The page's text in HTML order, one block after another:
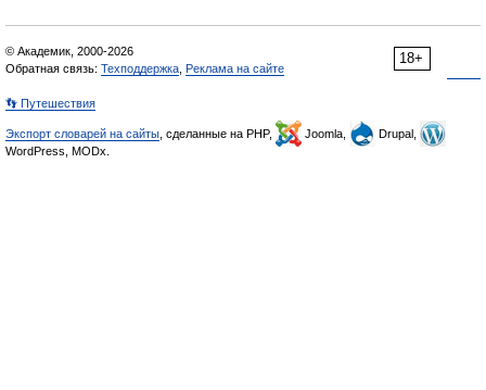
18+
© Академик, 2000-2026
Обратная связь: Техподдержка Реклама на сайте
👣 Путешествия
Экспорт словарей на сайты , сделанные на PHP, Joomla,
Drupal,
WordPress, MODx.